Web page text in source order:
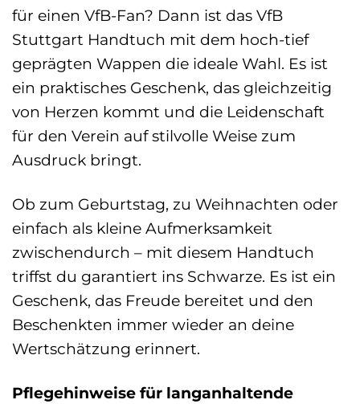
für einen VfB-Fan? Dann ist das VfB
Stuttgart Handtuch mit dem hoch-tief
geprägten Wappen die ideale Wahl. Es ist
ein praktisches Geschenk, das gleichzeitig
von Herzen kommt und die Leidenschaft
für den Verein auf stilvolle Weise zum
Ausdruck bringt.
Ob zum Geburtstag, zu Weihnachten oder
einfach als kleine Aufmerksamkeit
zwischendurch – mit diesem Handtuch
triffst du garantiert ins Schwarze. Es ist ein
Geschenk, das Freude bereitet und den
Beschenkten immer wieder an deine
Wertschätzung erinnert.
Pflegehinweise für langanhaltende